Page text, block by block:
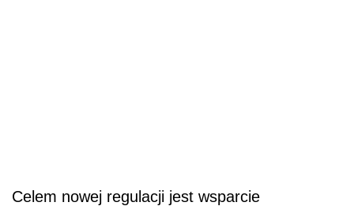
Celem nowej regulacji jest wsparcie